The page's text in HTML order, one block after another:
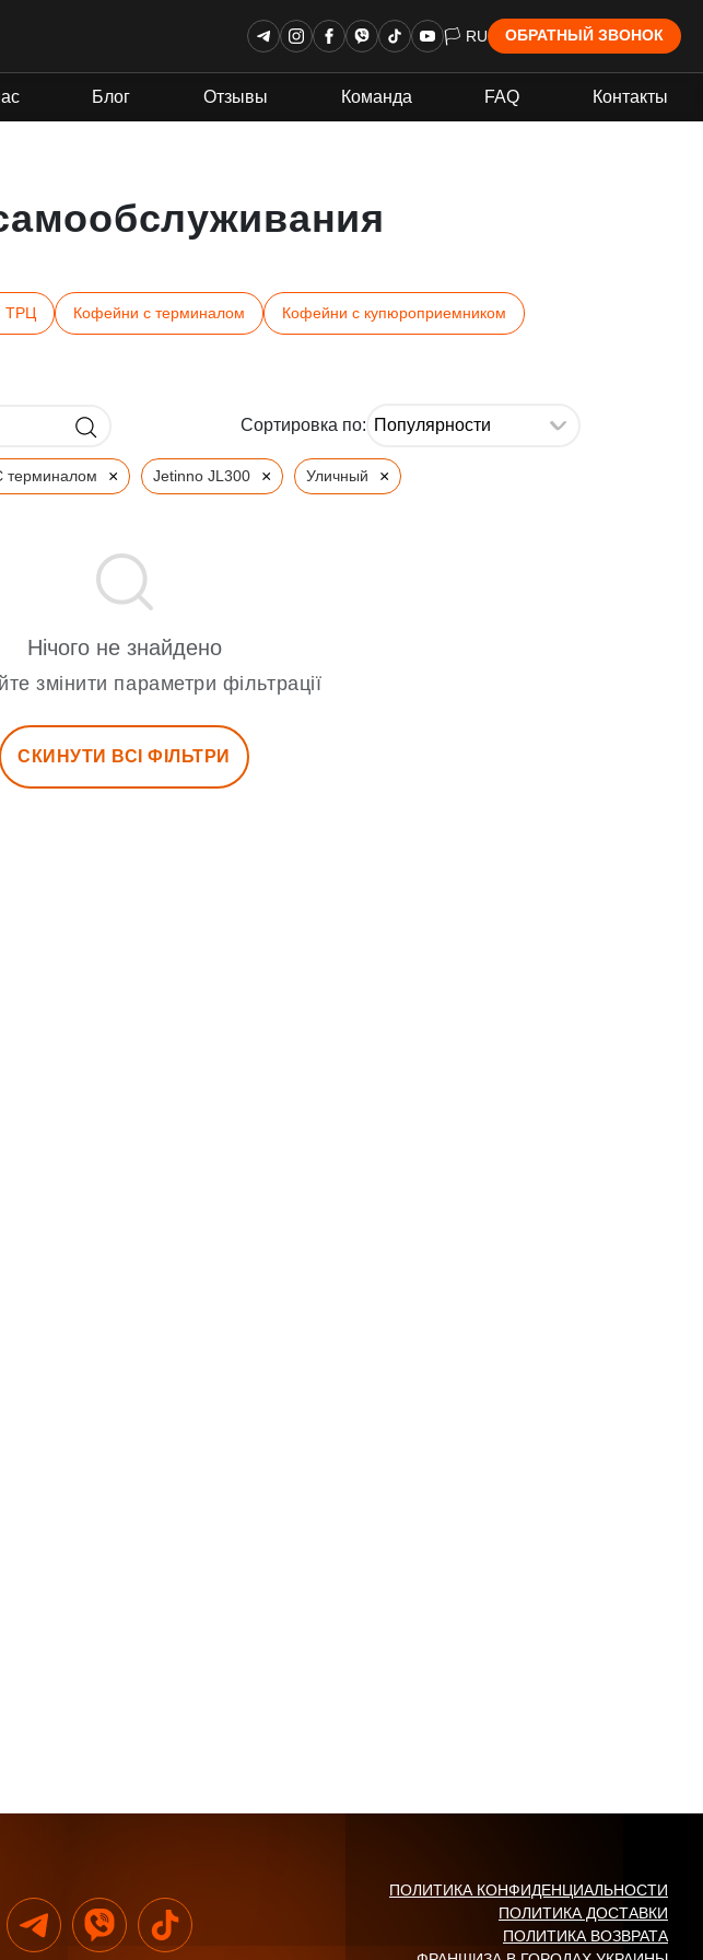
🏳 RU ОБРАТНЫЙ ЗВОНОК
Блог Отзывы Команда FAQ Контакты
ТРЦ Кофейни с терминалом Кофейни с купюроприемником
Сортировка по:
терминалом × Jetinno JL300 × Уличный ×
Нічого не знайдено
змінити параметри фільтрації
СКИНУТИ ВСІ ФІЛЬТРИ
ПОЛИТИКА КОНФИДЕНЦИАЛЬНОСТИ
ПОЛИТИКА ДОСТАВКИ
ПОЛИТИКА ВОЗВРАТА